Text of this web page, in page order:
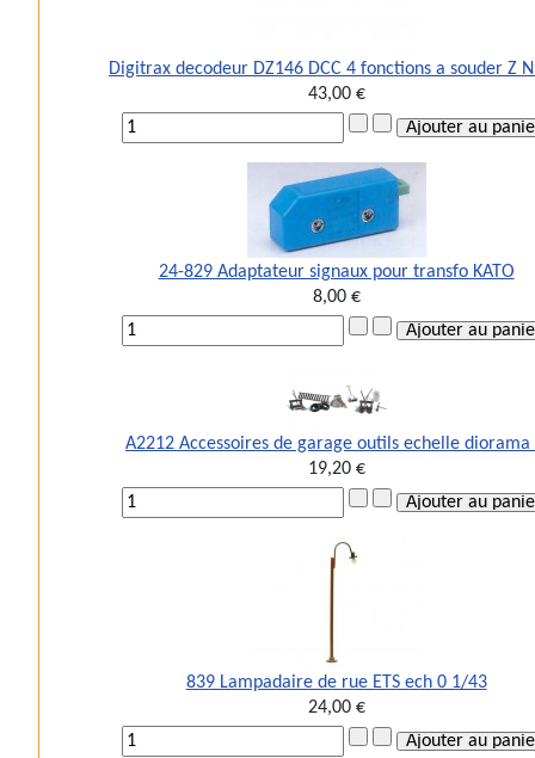
Digitrax decodeur DZ146 DCC 4 fonctions a souder Z
43,00 €
24-829 Adaptateur signaux pour transfo KATO
8,00 €
A2212 Accessoires de garage outils echelle diorama
19,20 €
839 Lampadaire de rue ETS ech 0 1/43
24,00 €